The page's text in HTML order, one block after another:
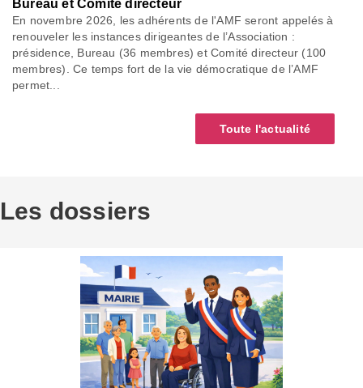
Bureau et Comité directeur
En novembre 2026, les adhérents de l'AMF seront appelés à
renouveler les instances dirigeantes de l’Association :
présidence, Bureau (36 membres) et Comité directeur (100
membres). Ce temps fort de la vie démocratique de l’AMF
permet...
Toute l'actualité
Les dossiers